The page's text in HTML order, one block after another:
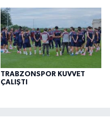
TRABZONSPOR KUVVET
ÇALIŞTI